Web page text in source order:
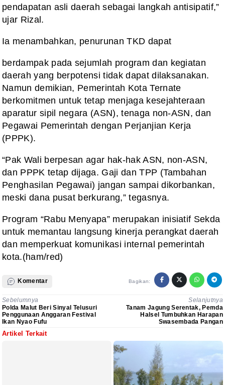
pendapatan asli daerah sebagai langkah antisipatif,”
ujar Rizal.
Ia menambahkan, penurunan TKD dapat
berdampak pada sejumlah program dan kegiatan
daerah yang berpotensi tidak dapat dilaksanakan.
Namun demikian, Pemerintah Kota Ternate
berkomitmen untuk tetap menjaga kesejahteraan
aparatur sipil negara (ASN), tenaga non-ASN, dan
Pegawai Pemerintah dengan Perjanjian Kerja
(PPPK).
“Pak Wali berpesan agar hak-hak ASN, non-ASN,
dan PPPK tetap dijaga. Gaji dan TPP (Tambahan
Penghasilan Pegawai) jangan sampai dikorbankan,
meski dana pusat berkurang,” tegasnya.
Program “Rabu Menyapa” merupakan inisiatif Sekda
untuk memantau langsung kinerja perangkat daerah
dan memperkuat komunikasi internal pemerintah
kota.(ham/red)
Komentar Bagikan:
Sebelumnya
Polda Malut Beri Sinyal Telusuri
Penggunaan Anggaran Festival
Ikan Nyao Fufu
Selanjutnya
‎Tanam Jagung Serentak, Pemda
Halsel Tumbuhkan Harapan
Swasembada Pangan
Artikel Terkait